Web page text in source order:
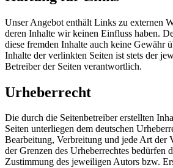
Unser Angebot enthält Links zu externen
deren Inhalte wir keinen Einfluss haben.
diese fremden Inhalte auch keine Gewähr
Inhalte der verlinkten Seiten ist stets der
Betreiber der Seiten verantwortlich.
Urheberrecht
Die durch die Seitenbetreiber erstellten
Seiten unterliegen dem deutschen
Bearbeitung, Verbreitung und jede Art der
der Grenzen des Urheberrechtes bedürfen
Zustimmung des jeweiligen Autors bzw.